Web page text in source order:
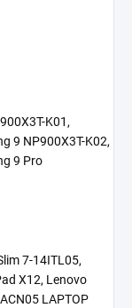
K01,
9 NP900X3T-K02,
9 Pro
7-14ITL05,
X12, Lenovo
LAPTOP